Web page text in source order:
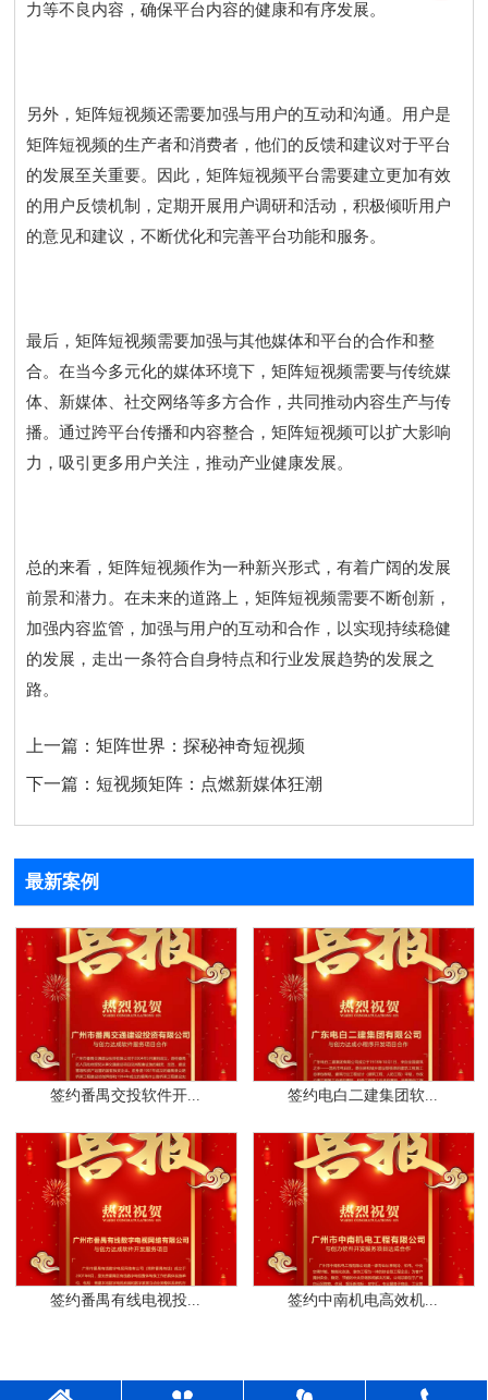
力等不良内容，确保平台内容的健康和有序发展。
另外，矩阵短视频还需要加强与用户的互动和沟通。用户是
矩阵短视频的生产者和消费者，他们的反馈和建议对于平台
的发展至关重要。因此，矩阵短视频平台需要建立更加有效
的用户反馈机制，定期开展用户调研和活动，积极倾听用户
的意见和建议，不断优化和完善平台功能和服务。
最后，矩阵短视频需要加强与其他媒体和平台的合作和整
合。在当今多元化的媒体环境下，矩阵短视频需要与传统媒
体、新媒体、社交网络等多方合作，共同推动内容生产与传
播。通过跨平台传播和内容整合，矩阵短视频可以扩大影响
力，吸引更多用户关注，推动产业健康发展。
总的来看，矩阵短视频作为一种新兴形式，有着广阔的发展
前景和潜力。在未来的道路上，矩阵短视频需要不断创新，
加强内容监管，加强与用户的互动和合作，以实现持续稳健
的发展，走出一条符合自身特点和行业发展趋势的发展之
路。
上一篇：矩阵世界：探秘神奇短视频
下一篇：短视频矩阵：点燃新媒体狂潮
最新案例
签约番禺交投软件开... 签约电白二建集团软...
签约番禺有线电视投... 签约中南机电高效机...